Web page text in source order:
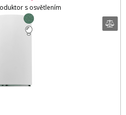
s osvětlením